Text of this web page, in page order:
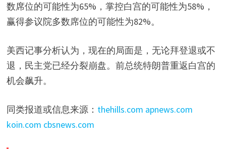
数席位的可能性为65%，掌控白宫的可能性为58%，
赢得参议院多数席位的可能性为82%。
美西记事分析认为，现在的局面是，无论拜登退或不
退，民主党已经分裂崩盘。前总统特朗普重返白宫的
机会飙升。
同类报道或信息来源： thehills.com apnews.com
koin.com cbsnews.com